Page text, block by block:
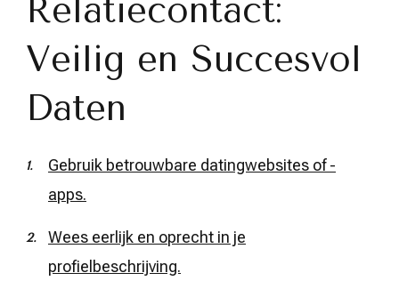
Relatiecontact:
Veilig en Succesvol
Daten
Gebruik betrouwbare datingwebsites of -
apps.
Wees eerlijk en oprecht in je
profielbeschrijving.